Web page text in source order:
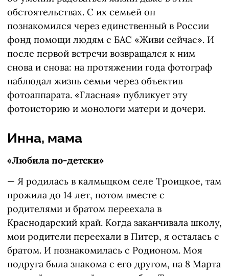
обстоятельствах. С их семьей он
познакомился через единственный в России
фонд помощи людям с БАС «Живи сейчас». И
после первой встречи возвращался к ним
снова и снова: на протяжении года фотограф
наблюдал жизнь семьи через объектив
фотоаппарата. «Гласная» публикует эту
фотоисторию и монологи матери и дочери.
Инна, мама
«Любила по-детски»
— Я родилась в калмыцком селе Троицкое, там
прожила до 14 лет, потом вместе с
родителями и братом переехала в
Краснодарский край. Когда заканчивала школу,
мои родители переехали в Питер, я осталась с
братом. И познакомилась с Родионом. Моя
подруга была знакома с его другом, на 8 Марта